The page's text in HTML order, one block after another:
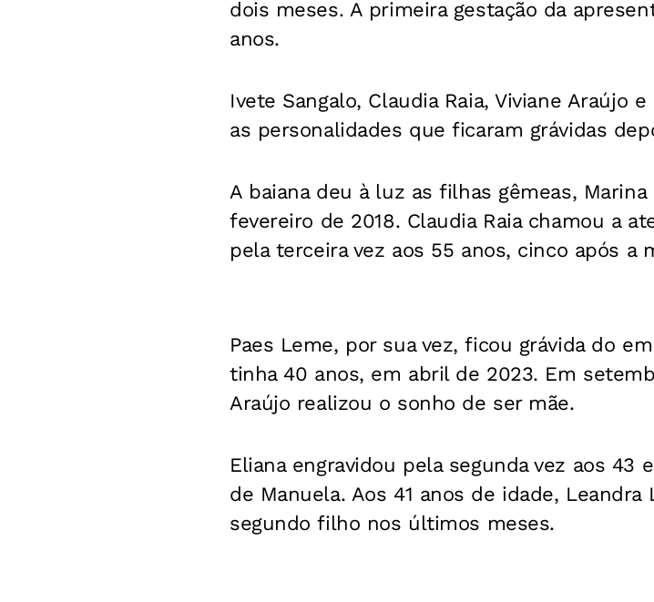
dois meses. A primeira gestação da
anos.
Ivete Sangalo, Claudia Raia, Viviane Araújo
as personalidades que ficaram grávidas
A baiana deu à luz as filhas gêmeas,
fevereiro de 2018. Claudia Raia chamou a
pela terceira vez aos 55 anos, cinco após a
Paes Leme, por sua vez, ficou grávida do
tinha 40 anos, em abril de 2023. Em
Araújo realizou o sonho de ser mãe.
Eliana engravidou pela segunda vez aos
de Manuela. Aos 41 anos de idade, Leandra
segundo filho nos últimos meses.